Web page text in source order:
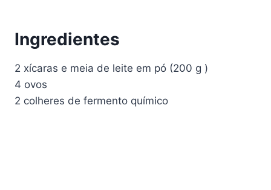
Ingredientes
2 xícaras e meia de leite em pó (200 g )
4 ovos
2 colheres de fermento químico